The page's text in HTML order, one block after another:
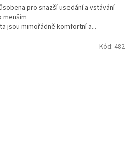
pro snazší usedání a vstávání
menším
jsou mimořádně komfortní a...
Kód: 482